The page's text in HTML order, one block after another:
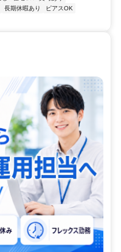
長期休暇あり
ピアスOK